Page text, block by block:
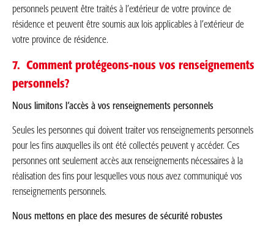
personnels peuvent être traités à l’extérieur de votre province de
résidence et peuvent être soumis aux lois applicables à l’extérieur de
votre province de résidence.
7. Comment protégeons-nous vos renseignements
personnels?
Nous limitons l’accès à vos renseignements personnels
Seules les personnes qui doivent traiter vos renseignements personnels
pour les fins auxquelles ils ont été collectés peuvent y accéder. Ces
personnes ont seulement accès aux renseignements nécessaires à la
réalisation des fins pour lesquelles vous nous avez communiqué vos
renseignements personnels.
Nous mettons en place des mesures de sécurité robustes